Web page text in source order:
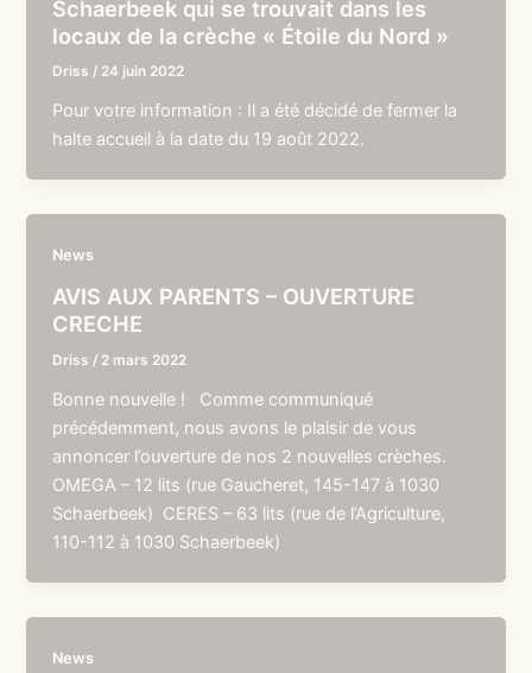
Schaerbeek qui se trouvait dans les
locaux de la crèche « Étoile du Nord »
Driss / 24 juin 2022
Pour votre information : Il a été décidé de fermer la
halte accueil à la date du 19 août 2022.
News
AVIS AUX PARENTS – OUVERTURE
CRECHE
Driss / 2 mars 2022
Bonne nouvelle ! Comme communiqué
précédemment, nous avons le plaisir de vous
annoncer l’ouverture de nos 2 nouvelles crèches.
OMEGA – 12 lits (rue Gaucheret, 145-147 à 1030
Schaerbeek) CERES – 63 lits (rue de l’Agriculture,
110-112 à 1030 Schaerbeek)
News